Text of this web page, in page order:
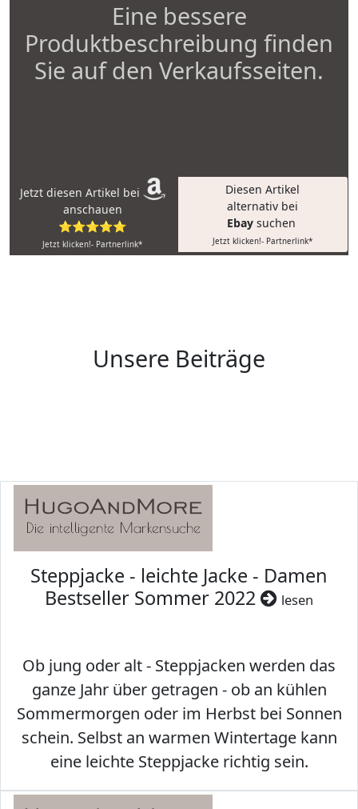
Eine bessere
Produktbeschreibung finden
Sie auf den Verkaufsseiten.
Jetzt diesen Artikel bei
anschauen
⭐⭐⭐⭐⭐
Jetzt klicken!- Partnerlink*
Diesen Artikel
alternativ bei
Ebay suchen
Jetzt klicken!- Partnerlink*
Unsere Beiträge
Steppjacke - leichte Jacke - Damen
Bestseller Sommer 2022
lesen
Ob jung oder alt - Steppjacken werden das
ganze Jahr über getragen - ob an kühlen
Sommermorgen oder im Herbst bei Sonnen
schein. Selbst an warmen Wintertage kann
eine leichte Steppjacke richtig sein.